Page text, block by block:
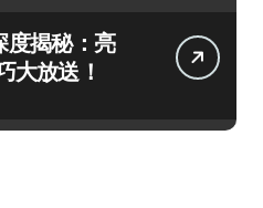
度揭秘：亮
大放送！